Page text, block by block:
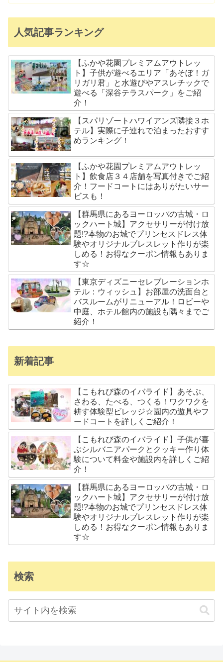
人気記事ランキング
【ふかや花園プレミアムアウトレッ
ト】子供が遊べるエリア「あそぼ！ガ
リガリ君」と水遊びやアスレチックで
遊べる「深谷テラスパーク」をご紹
介！
【スパリゾートハワイアンズ隣接３ホ
テル】実際に子連れで泊まったおすす
めランキング！
【ふかや花園プレミアムアウトレッ
ト】飲食店３４店舗を写真付きでご紹
介！フードコートにはありがたいサー
ビスも！
【群馬県にあるヨーロッパの古城・ロ
ックハート城】アクセサリーが付け放
題!?本物のお城でプリンセスドレス体
験やオリジナルブレスレット作りが楽
しめる！お得なクーポン情報もありま
す☆
【東京ディズニーセレブレーションホ
テル：ウィッシュ】お部屋の洗面台と
バスルームがリニューアル！ロビーや
中庭、ホテル館内の施設も隅々までご
紹介！
新着記事
【こもれび森のイバライド】あそぶ、
さわる、たべる、つくる！ワクワクを
耕す体験型ビレッジ☆園内の遊具やフ
ードコートを詳しくご紹介！
【こもれび森のイバライド】子供が喜
ぶシルバニアパークとクッキー作り体
験について料金や施設内を詳しくご紹
介！
【群馬県にあるヨーロッパの古城・ロ
ックハート城】アクセサリーが付け放
題!?本物のお城でプリンセスドレス体
験やオリジナルブレスレット作りが楽
しめる！お得なクーポン情報もありま
す☆
検索